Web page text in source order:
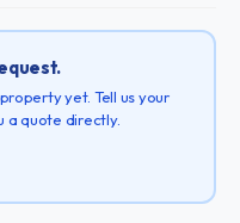
yet. Tell us your
a quote directly.